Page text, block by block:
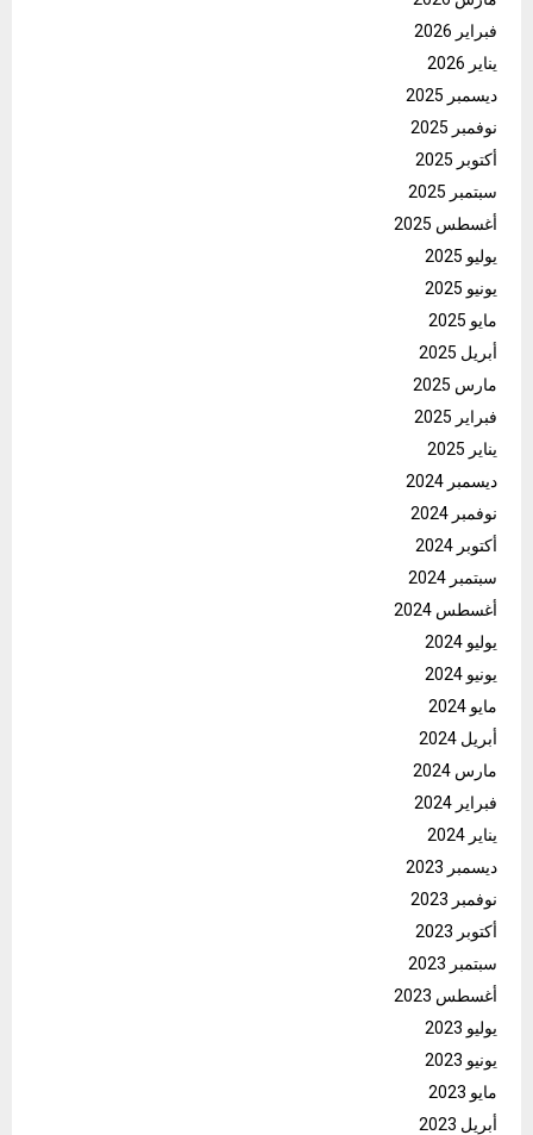
فبراير 2026
يناير 2026
ديسمبر 2025
نوفمبر 2025
أكتوبر 2025
سبتمبر 2025
أغسطس 2025
يوليو 2025
يونيو 2025
مايو 2025
أبريل 2025
مارس 2025
فبراير 2025
يناير 2025
ديسمبر 2024
نوفمبر 2024
أكتوبر 2024
سبتمبر 2024
أغسطس 2024
يوليو 2024
يونيو 2024
مايو 2024
أبريل 2024
مارس 2024
فبراير 2024
يناير 2024
ديسمبر 2023
نوفمبر 2023
أكتوبر 2023
سبتمبر 2023
أغسطس 2023
يوليو 2023
يونيو 2023
مايو 2023
أبريل 2023